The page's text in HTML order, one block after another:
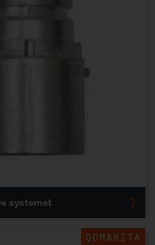
systemet
QDMAKITA